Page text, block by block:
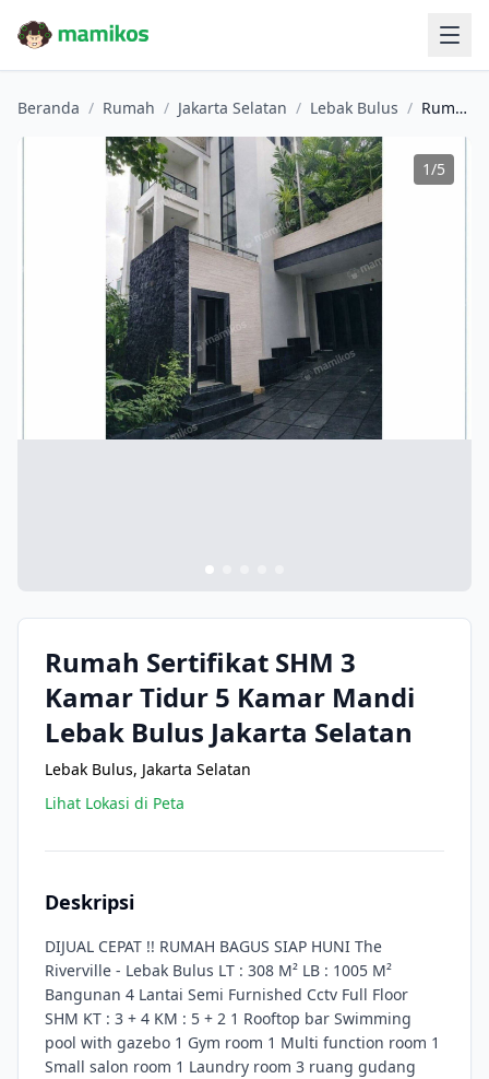
Beranda / Rumah / Jakarta Selatan / Lebak Bulus / Rumah Sertifikat SHM 3 Kamar Tidur 5 Kamar Mandi Lebak Bulus Jakarta Selatan
1/5
Rumah Sertifikat SHM 3
Kamar Tidur 5 Kamar Mandi
Lebak Bulus Jakarta Selatan
Lebak Bulus, Jakarta Selatan
Lihat Lokasi di Peta
Deskripsi
DIJUAL CEPAT !! RUMAH BAGUS SIAP HUNI The
Riverville - Lebak Bulus LT : 308 M² LB : 1005 M²
Bangunan 4 Lantai Semi Furnished Cctv Full Floor
SHM KT : 3 + 4 KM : 5 + 2 1 Rooftop bar Swimming
pool with gazebo 1 Gym room 1 Multi function room 1
Small salon room 1 Laundry room 3 ruang gudang